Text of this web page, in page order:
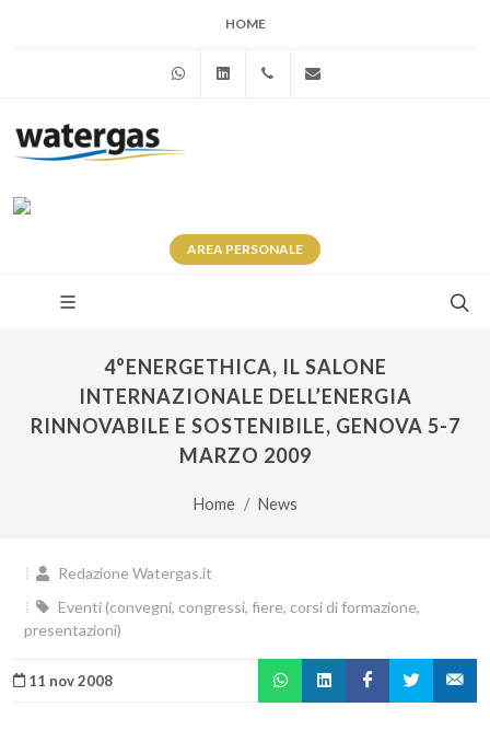
HOME
WhatsAppLinkedin+39 345 281 0246
AREA PERSONALE
4°ENERGETHICA, IL SALONE
INTERNAZIONALE DELL’ENERGIA
RINNOVABILE E SOSTENIBILE, GENOVA 5-7
MARZO 2009
Home News
Redazione Watergas.it
Eventi (convegni, congressi, fiere, corsi di formazione,
presentazioni)
11 nov 2008